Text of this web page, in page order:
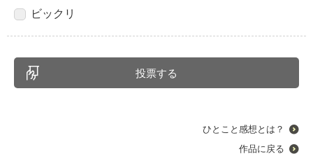
ビックリ
ひとこと感想とは？
作品に戻る